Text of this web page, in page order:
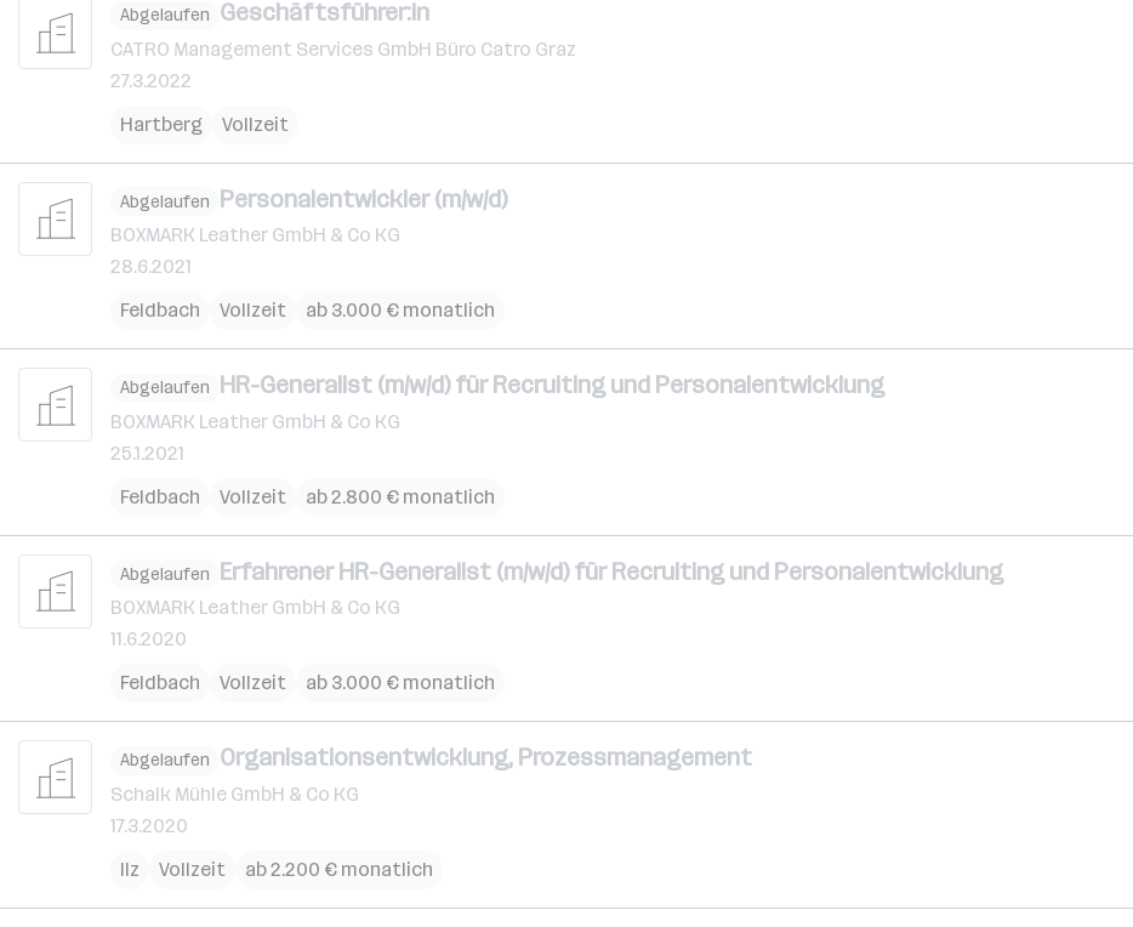
Abgelaufen Geschäftsführer:in
CATRO Management Services GmbH Büro Catro Graz
27.3.2022
Hartberg
Vollzeit
Abgelaufen Personalentwickler (m/w/d)
BOXMARK Leather GmbH & Co KG
28.6.2021
Feldbach
Vollzeit ab 3.000 € monatlich
Abgelaufen HR-Generalist (m/w/d) für Recruiting und Personalentwicklung
BOXMARK Leather GmbH & Co KG
25.1.2021
Feldbach
Vollzeit ab 2.800 € monatlich
Abgelaufen Erfahrener HR-Generalist (m/w/d) für Recruiting und Personalentwicklung
BOXMARK Leather GmbH & Co KG
11.6.2020
Feldbach
Vollzeit ab 3.000 € monatlich
Abgelaufen Organisationsentwicklung, Prozessmanagement
Schalk Mühle GmbH & Co KG
17.3.2020
Ilz
Vollzeit ab 2.200 € monatlich